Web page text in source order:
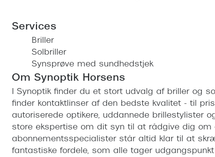
Services
Briller
Solbriller
Synsprøve med sundhedstjek
Om Synoptik Horsens
I Synoptik finder du et stort udvalg af briller og
finder kontaktlinser af den bedste kvalitet - til
autoriserede optikere, uddannede brillestylister
store ekspertise om dit syn til at rådgive dig om
abonnementsspecialister står altid klar til at
fantastiske fordele, som alle tager